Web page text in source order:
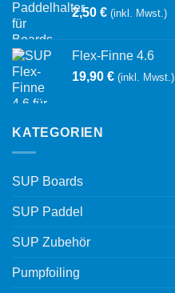
2,50 € (inkl. Mwst.)
Flex-Finne 4.6
19,90 € (inkl. Mwst.)
KATEGORIEN
SUP Boards
SUP Paddel
SUP Zubehör
Pumpfoiling